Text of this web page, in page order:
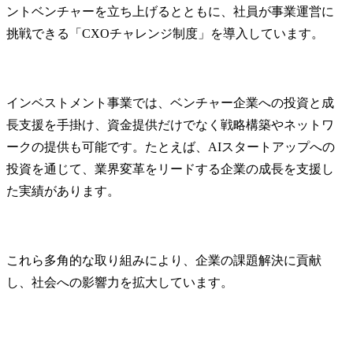
ントベンチャーを立ち上げるとともに、社員が事業運営に
挑戦できる「CXOチャレンジ制度」を導入しています。
インベストメント事業では、ベンチャー企業への投資と成
長支援を手掛け、資金提供だけでなく戦略構築やネットワ
ークの提供も可能です。たとえば、AIスタートアップへの
投資を通じて、業界変革をリードする企業の成長を支援し
た実績があります。
これら多角的な取り組みにより、企業の課題解決に貢献
し、社会への影響力を拡大しています。